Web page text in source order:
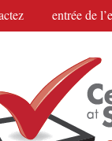
entrée de